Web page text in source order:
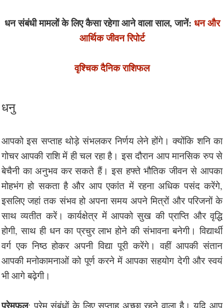
धन संबंधी मामलों के लिए कैसा रहेगा आने वाला साल, जानें: धन और
आर्थिक जीवन रिपोर्ट
वृश्चिक दैनिक राशिफल
धनु
आपको इस सप्ताह थोड़े संभलकर निर्णय लेने होंगे। क्योंकि शनि का
गोचर आपकी राशि में ही चल रहा है। इस दौरान आप मानसिक रुप से
बेचैनी का अनुभव कर सकते हैं। इस हफ्ते भौतिक जीवन से आपका
मोहभंग हो सकता है और आप एकांत में रहना अधिक पसंद करेंगे,
इसलिए जहां तक संभव हो अपना समय अपने मित्रों और परिजनों के
साथ व्यतीत करें। कार्यक्षेत्र में आपको सुख की प्राप्ति और वृद्धि
होगी, साथ ही धन का प्रचुर लाभ होने की संभावना बनेगी। विद्यार्थी
वर्ग एक निष्ठ होकर अपनी विद्या पूरी करेंगे। वहीं आपकी संतान
आपकी मनोकामनाओं को पूर्ण करने में आपका सहयोग देगी और स्वयं
भी आगे बढ़ेगी।
प्रेमफल: प्रेम संबंधों के लिए सप्ताह अच्छा रहने वाला है। यदि आप